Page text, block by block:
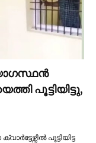
പൂട്ടിയിട്ടു,
പൂട്ടിയിട്ട